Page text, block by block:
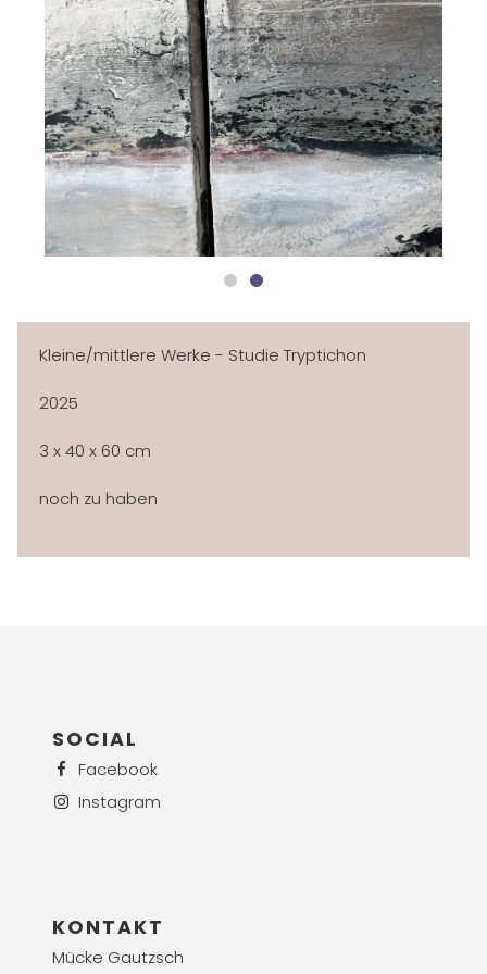
ÜBER MICH
AUSSTELLUNGEN
NEWSLETTER
GALERIE
KLEINE WERKE
IMPRESSIONEN
KONTAKT
Kleine/mittlere Werke - Studie Tryptichon
2025
3 x 40 x 60 cm
noch zu haben
SOCIAL
Facebook
Instagram
KONTAKT
Mücke Gautzsch